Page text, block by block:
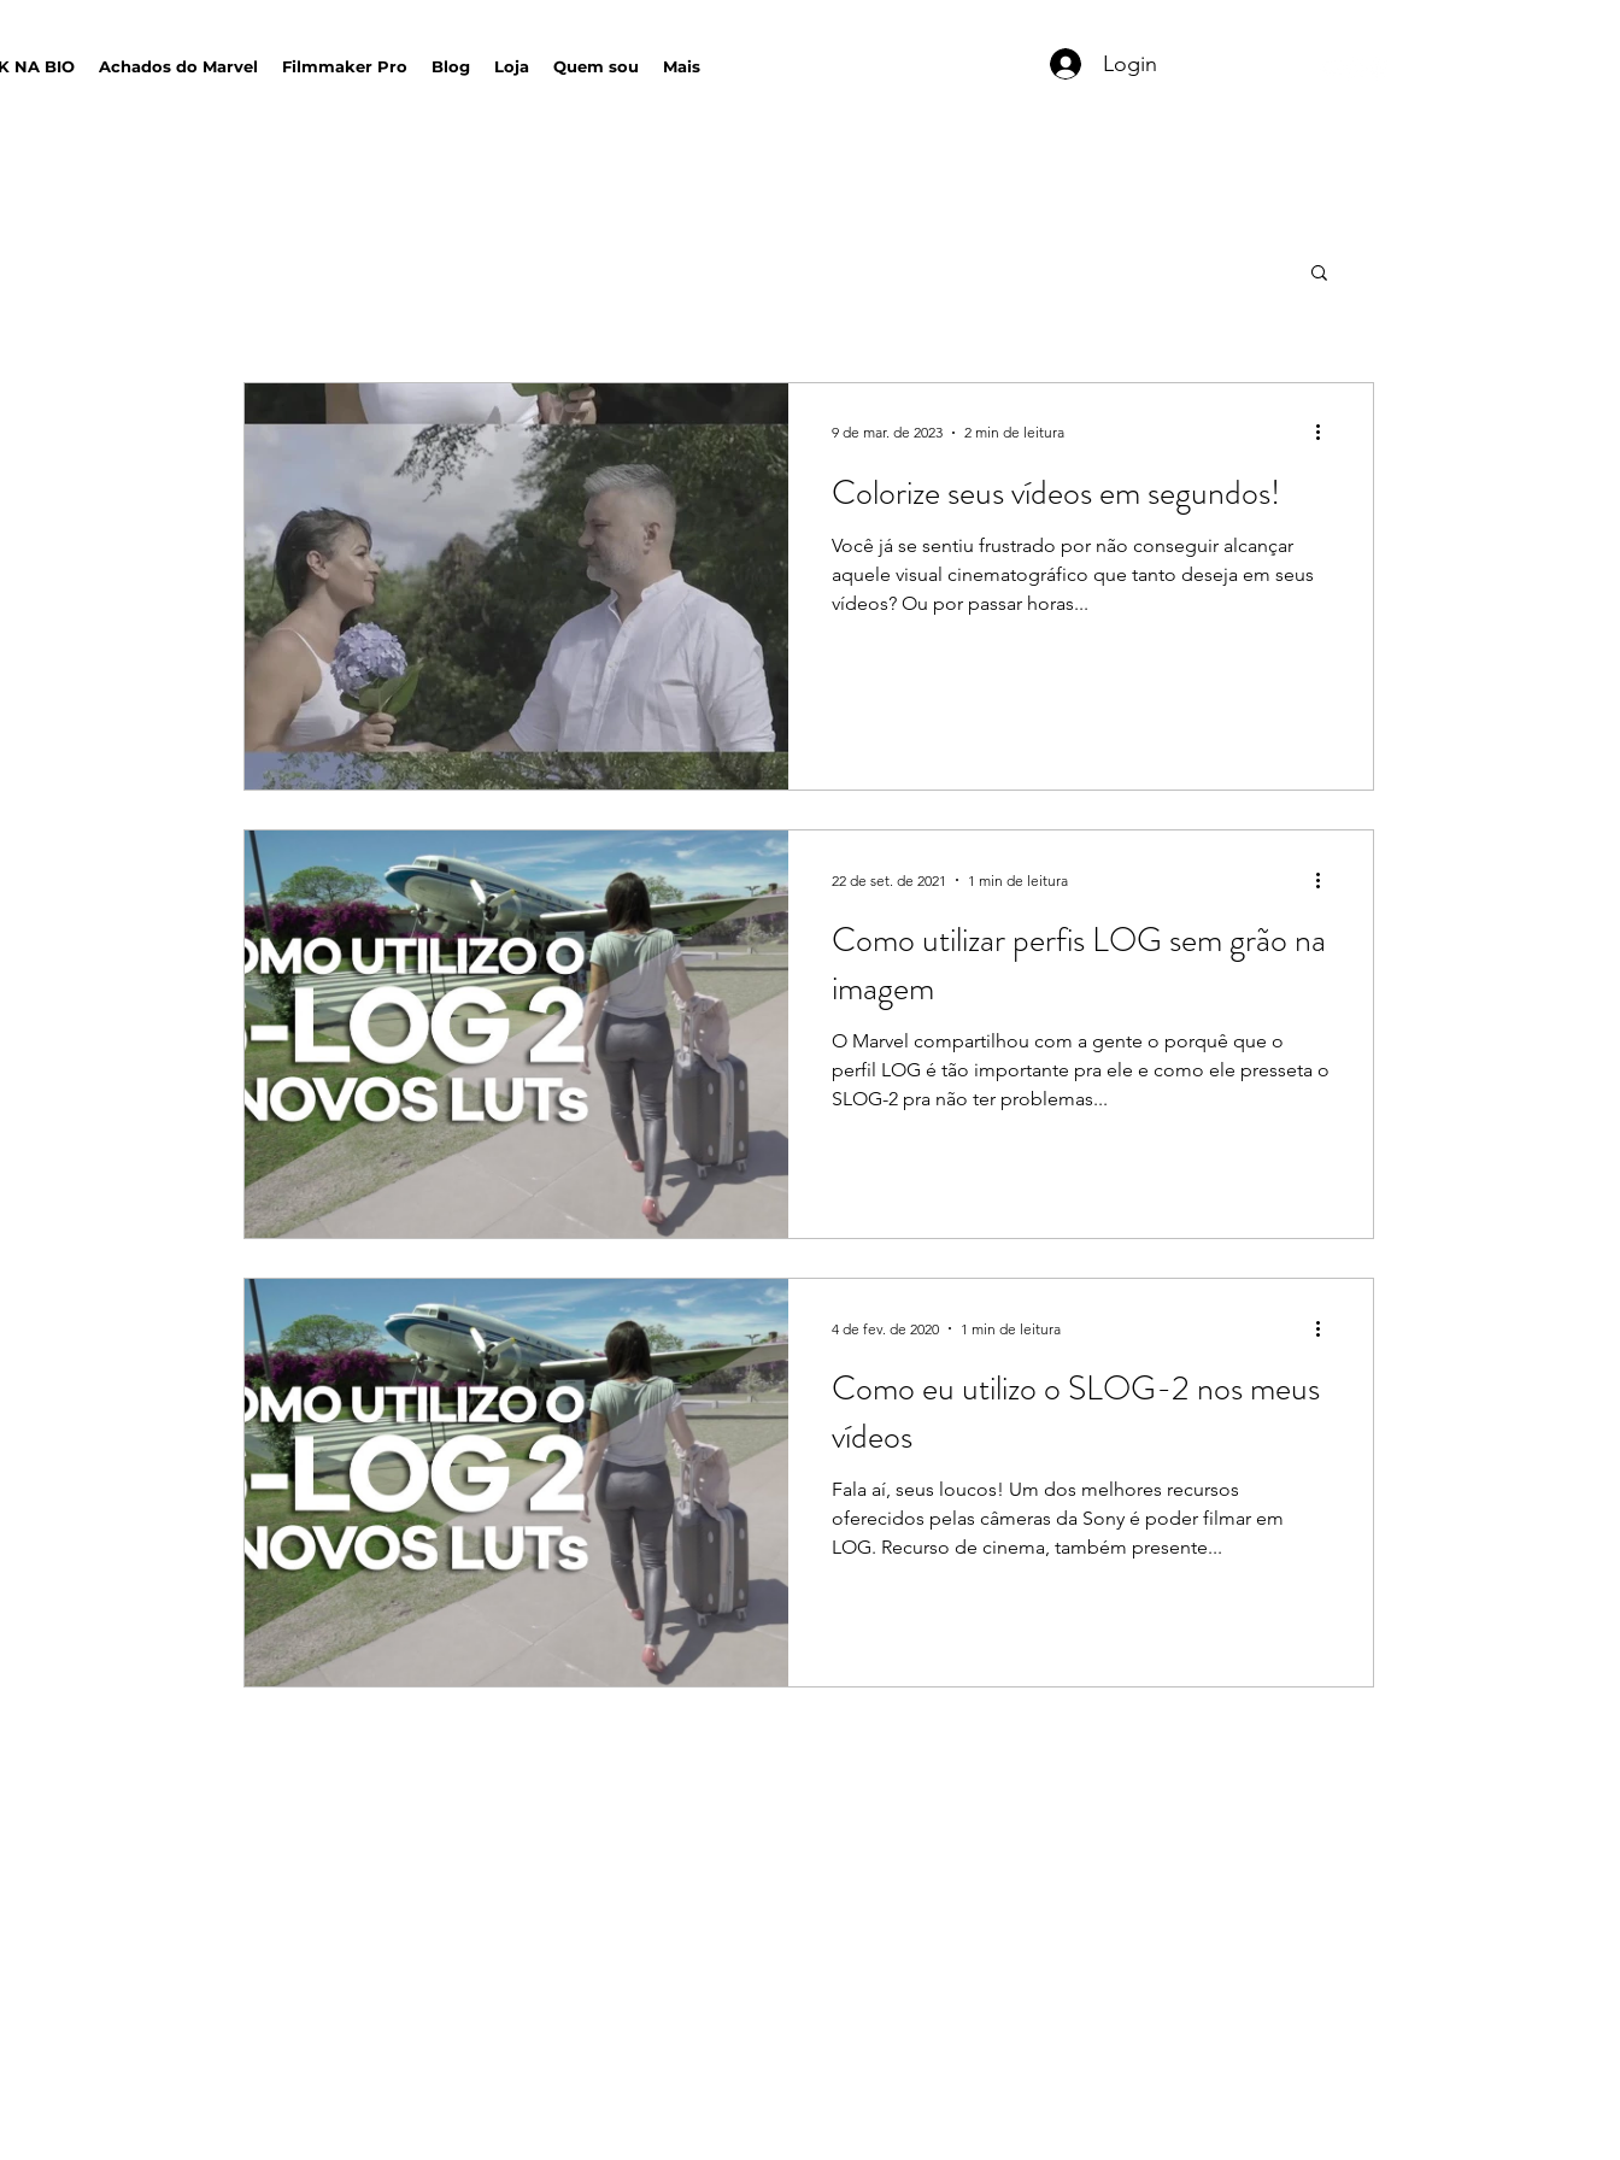
NA BIO Achados do Marvel Filmmaker Pro Blog Loja Quem sou Mais Login
Colorize seus vídeos em segundos!
Você já se sentiu frustrado por não conseguir alcançar
aquele visual cinematográfico que tanto deseja em seus
vídeos? Ou por passar horas...
9 de mar. de 2023 2 min de leitura
Como utilizar perfis LOG sem grão na
imagem
O Marvel compartilhou com a gente o porquê que o
perfil LOG é tão importante pra ele e como ele presseta o
SLOG-2 pra não ter problemas...
22 de set. de 2021 1 min de leitura
Como eu utilizo o SLOG-2 nos meus
vídeos
Fala aí, seus loucos! Um dos melhores recursos
oferecidos pelas câmeras da Sony é poder filmar em
LOG. Recurso de cinema, também presente...
4 de fev. de 2020 1 min de leitura